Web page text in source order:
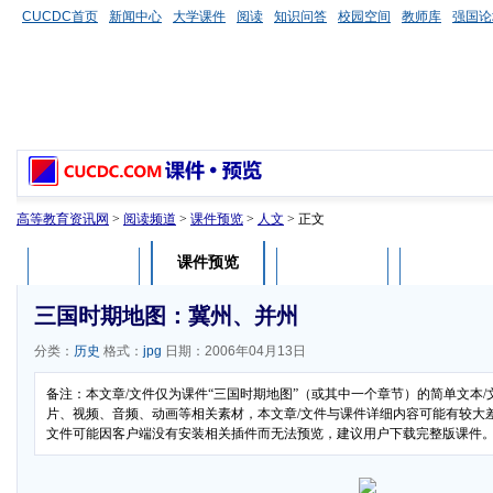
CUCDC首页 新闻中心 大学课件 阅读 知识问答 校园空间 教师库 强国
高等教育资讯网 > 阅读频道 > 课件预览 > 人文 > 正文
课件预览
三国时期地图：冀州、并州
分类： 历史 格式： jpg 日期：2006年04月13日
备注：本文章/文件仅为课件“三国时期地图”（或其中一个章节）的简单文本
片、视频、音频、动画等相关素材，本文章/文件与课件详细内容可能有较大
文件可能因客户端没有安装相关插件而无法预览，建议用户下载完整版课件